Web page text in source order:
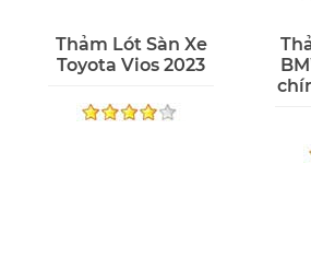
Thảm Lót Sàn Xe
Toyota Vios 2023